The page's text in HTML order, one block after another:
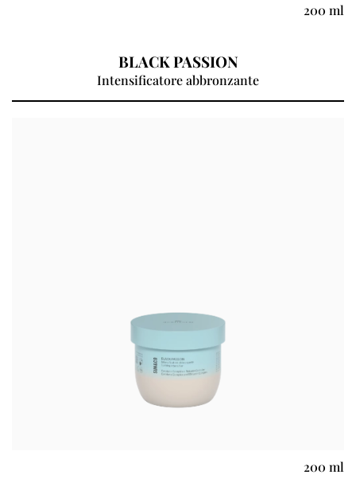
200 ml
BLACK PASSION
Intensificatore abbronzante
200 ml